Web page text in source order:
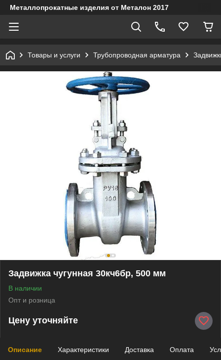
Металлопрокатные изделия от Металон 2017
Товары и услуги Трубопроводная арматура
Задвижка чугунная 30кч6бр, 500 мм
В наличии
Опт и розница
Цену уточняйте
Описание Характеристики Доставка Оплата